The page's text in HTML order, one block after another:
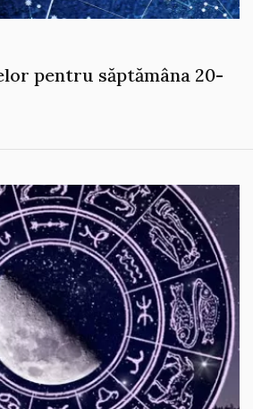
pentru săptămâna 20-